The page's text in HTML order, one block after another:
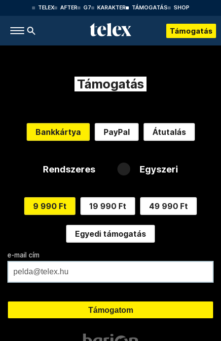
TELEX AFTER G7 KARAKTER TÁMOGATÁS SHOP
Támogatás
Támogatás
Bankkártya PayPal Átutalás
Rendszeres Egyszeri
9 990 Ft 19 990 Ft 49 990 Ft
Egyedi támogatás
e-mail cím